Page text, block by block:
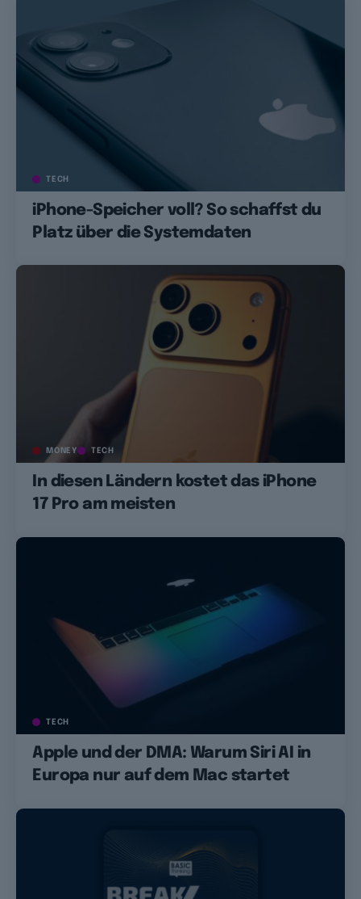
TECH
iPhone-Speicher voll? So schaffst du
Platz über die Systemdaten
MONEY TECH
In diesen Ländern kostet das iPhone
17 Pro am meisten
TECH
Apple und der DMA: Warum Siri AI in
Europa nur auf dem Mac startet